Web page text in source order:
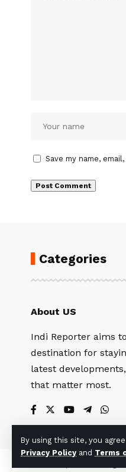
By using this site, you
Privacy Policy and Terms
Save my name,
Categories
About US
Indi Reporter aims
destination for
latest
that matter most.